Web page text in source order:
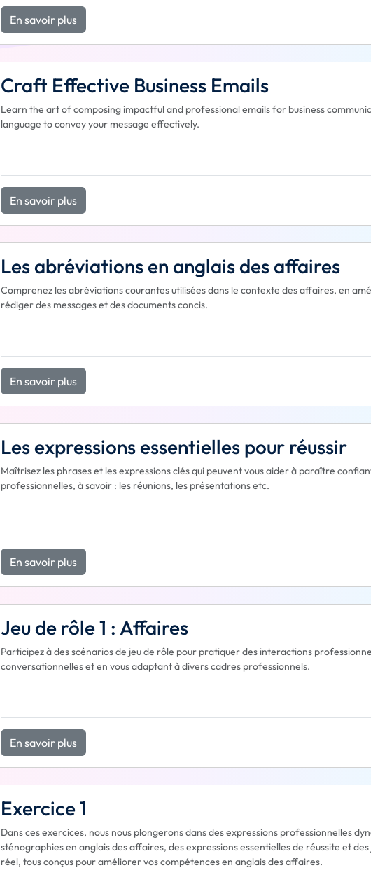
En savoir plus
Craft Effective Business Emails
Learn the art of composing impactful and professional emails for business
language to convey your message effectively.
En savoir plus
Les abréviations en anglais des affaires
Comprenez les abréviations courantes utilisées dans le contexte des affaires, en
rédiger des messages et des documents concis.
En savoir plus
Les expressions essentielles pour réussir
Maîtrisez les phrases et les expressions clés qui peuvent vous aider à paraître
professionnelles, à savoir : les réunions, les présentations etc.
En savoir plus
Jeu de rôle 1 : Affaires
Participez à des scénarios de jeu de rôle pour pratiquer des interactions
conversationnelles et en vous adaptant à divers cadres professionnels.
En savoir plus
Exercice 1
Dans ces exercices, nous nous plongerons dans des expressions professionnelles
sténographies en anglais des affaires, des expressions essentielles de réussite et
réel, tous conçus pour améliorer vos compétences en anglais des affaires.